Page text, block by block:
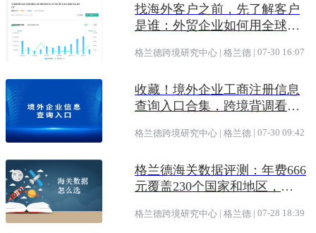
找海外客户之前，先了解客户
是谁：外贸企业如何用全球企
格兰德跨境研究中心 | 格兰德 | 07-30 16:07
收藏！境外企业工商注册信息
查询入口合集，跨境背调看这
格兰德跨境研究中心 | 格兰德 | 07-30 09:42
格兰德海关数据评测：年费666
元覆盖230个国家和地区，
选
格兰德跨境研究中心 | 格兰德 | 07-28 18:39